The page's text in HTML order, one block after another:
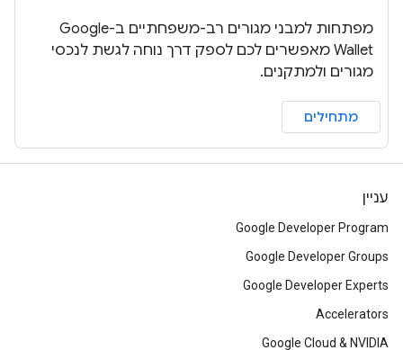
מפתחות למבני מגורים רב-משפחתיים ב-Google
Wallet מאפשרים לכם לספק דרך נוחה לגשת לנכסי
מגורים ולמתקנים.
מתחילים
עניין
Google Developer Program
Google Developer Groups
Google Developer Experts
Accelerators
Google Cloud & NVIDIA